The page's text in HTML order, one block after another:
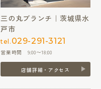
三の丸ブランチ｜茨城県水
戸市
tel. 029-291-3121
営業時間 9:00〜18:00
店舗詳細・アクセス